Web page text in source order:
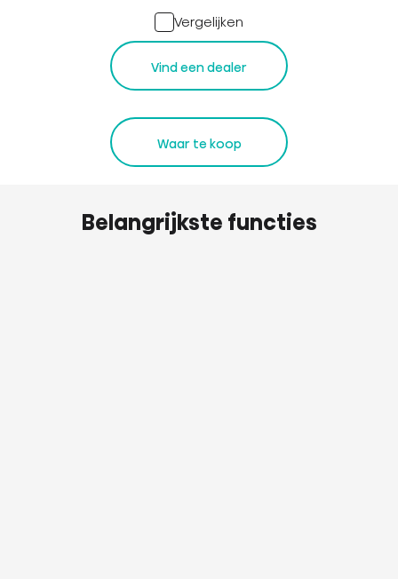
Vergelijken
Vind een dealer
Waar te koop
Belangrijkste functies